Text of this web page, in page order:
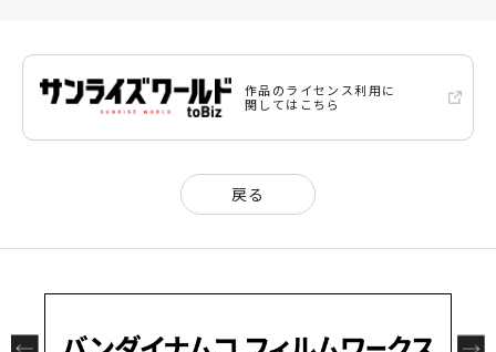
作品のライセンス利用に
関してはこちら
戻る